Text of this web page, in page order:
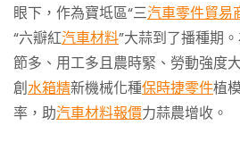
眼下，作為寶坻區“三汽車零件貿易
“六瓣紅汽車材料”大蒜到了播種期
節多、用工多且農時緊、勞動強度
創水箱精新機械化種保時捷零件植
率，助汽車材料報價力蒜農增收。